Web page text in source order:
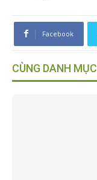
Facebook
CÙNG DANH MỤC